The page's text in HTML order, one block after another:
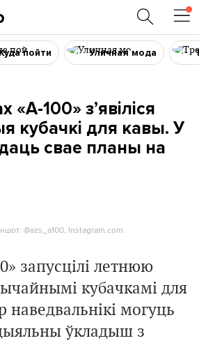
пойти Уличная мода
«А-100» з’явіліся
кубачкі для кавы. У
свае планы на
@azs_a100, Instagram.com.
запусцілі летнюю
кубачкамі для
наведвальнікі могуць
ўкладыш з